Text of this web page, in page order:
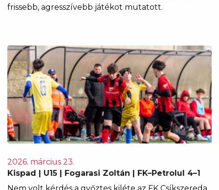
frissebb, agresszívebb játékot mutatott.
2026. március 23.
Kispad | U15 | Fogarasi Zoltán | FK–Petrolul 4–1